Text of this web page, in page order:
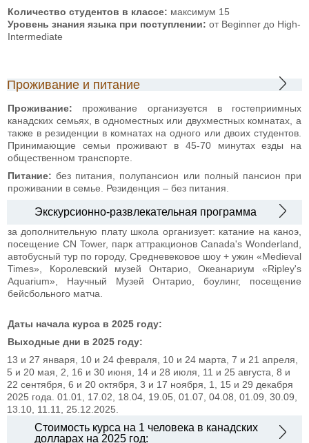
Количество студентов в классе: максимум 15
Уровень знания языка при поступлении: от Beginner до High-
Intermediate
Проживание и питание
Проживание: проживание организуется в гостеприимных
канадских семьях, в одноместных или двухместных комнатах, а
также в резиденции в комнатах на одного или двоих студентов.
Принимающие семьи проживают в 45-70 минутах езды на
общественном транспорте.
Питание:без питания, полупансион или полный пансион при
проживании в семье. Резиденция – без питания.
Экскурсионно-развлекательная программа
за дополнительную плату школа организует: катание на каноэ,
посещение CN Tower, парк аттракционов Canada's Wonderland,
автобусный тур по городу, Средневековое шоу + ужин «Medieval
Times», Королевский музей Онтарио, Океанариум «Ripley's
Aquarium», Научный Музей Онтарио, боулинг, посещение
бейсбольного матча.
Даты начала курса в 2025 году:
Выходные дни в 2025 году:
13 и 27 января, 10 и 24 февраля, 10 и 24 марта, 7 и 21 апреля,
5 и 20 мая, 2, 16 и 30 июня, 14 и 28 июля, 11 и 25 августа, 8 и
22 сентября, 6 и 20 октября, 3 и 17 ноября, 1, 15 и 29 декабря
2025 года. 01.01, 17.02, 18.04, 19.05, 01.07, 04.08, 01.09, 30.09,
13.10, 11.11, 25.12.2025.
Стоимость курса на 1 человека в канадских
долларах на 2025 год: